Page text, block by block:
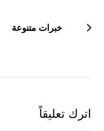
خبرات متنوعة
اترك تعليقاً